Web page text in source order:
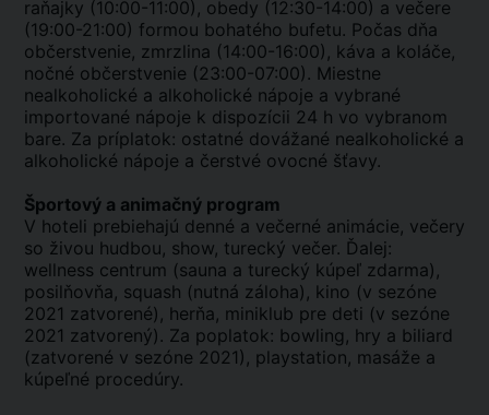
raňajky (10:00-11:00), obedy (12:30-14:00) a večere
(19:00-21:00) formou bohatého bufetu. Počas dňa
občerstvenie, zmrzlina (14:00-16:00), káva a koláče,
nočné občerstvenie (23:00-07:00). Miestne
nealkoholické a alkoholické nápoje a vybrané
importované nápoje k dispozícii 24 h vo vybranom
bare. Za príplatok: ostatné dovážané nealkoholické a
alkoholické nápoje a čerstvé ovocné šťavy.
Športový a animačný program
V hoteli prebiehajú denné a večerné animácie, večery
so živou hudbou, show, turecký večer. Ďalej:
wellness centrum (sauna a turecký kúpeľ zdarma),
posilňovňa, squash (nutná záloha), kino (v sezóne
2021 zatvorené), herňa, miniklub pre deti (v sezóne
2021 zatvorený). Za poplatok: bowling, hry a biliard
(zatvorené v sezóne 2021), playstation, masáže a
kúpeľné procedúry.